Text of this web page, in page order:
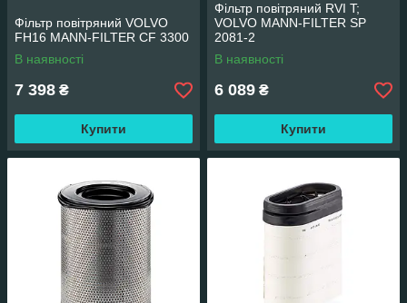
Фільтр повітряний VOLVO
FH16 MANN-FILTER CF 3300
В наявності
7 398 ₴
Купити
Фільтр повітряний RVI T;
VOLVO MANN-FILTER SP
2081-2
В наявності
6 089 ₴
Купити